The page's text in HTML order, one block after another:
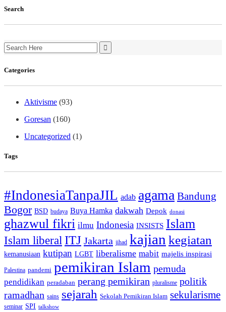
Search
Search
for:
Categories
Aktivisme (93)
Goresan (160)
Uncategorized (1)
Tags
#IndonesiaTanpaJIL adab agama Bandung
Bogor BSD budaya Buya Hamka dakwah Depok donasi
ghazwul fikri ilmu Indonesia INSISTS Islam
Islam liberal ITJ Jakarta jihad kajian kegiatan
kemanusiaan kutipan LGBT liberalisme mabit majelis inspirasi
Palestina pandemi pemikiran Islam pemuda
pendidikan peradaban perang pemikiran pluralisme politik
ramadhan sains sejarah Sekolah Pemikiran Islam sekularisme
seminar SPI talkshow